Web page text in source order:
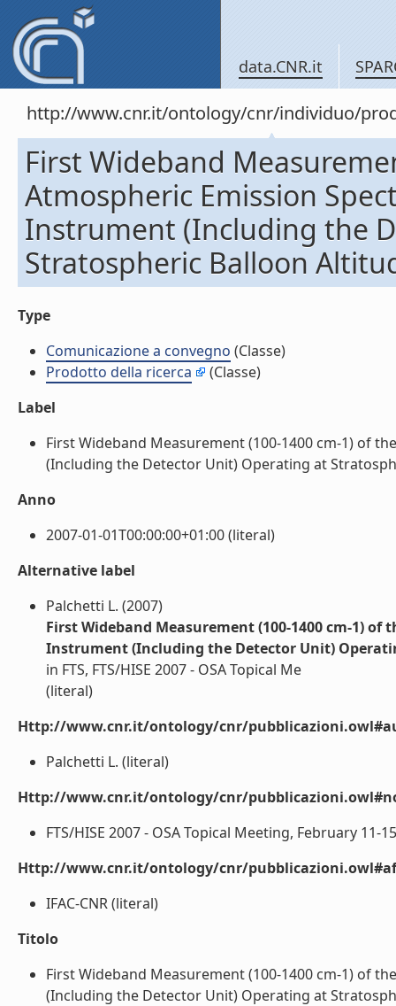
data.CNR.it
http://www.cnr.it/ontology/cnr/individuo/
First Wideband
Atmospheric Emission
Instrument (Including the
Stratospheric Balloon
Type
Comunicazione a convegno (Classe)
Prodotto della ricerca
(Classe)
Label
First Wideband Measurement (100-1400 cm-1) of
(Including the Detector Unit) Operating at
Anno
2007-01-01T00:00:00+01:00 (literal)
Alternative label
Palchetti L. (2007)
First Wideband Measurement (100-1400 cm-1)
Instrument (Including the Detector Unit)
in FTS, FTS/HISE 2007 - OSA Topical Me
(literal)
Http://www.cnr.it/ontology/cnr/
Palchetti L. (literal)
Http://www.cnr.it/ontology/cnr/
FTS/HISE 2007 - OSA Topical Meeting, February 11-
Http://www.cnr.it/ontology/cnr/
IFAC-CNR (literal)
Titolo
First Wideband Measurement (100-1400 cm-1) of
(Including the Detector Unit) Operating at